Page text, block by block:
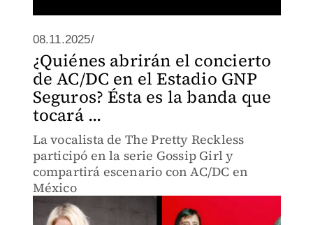
08.11.2025/
¿Quiénes abrirán el concierto
de AC/DC en el Estadio GNP
Seguros? Ésta es la banda que
tocará ...
La vocalista de The Pretty Reckless
participó en la serie Gossip Girl y
compartirá escenario con AC/DC en
México